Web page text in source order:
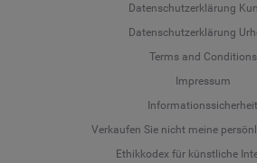
Datenschutzerklärung
Datenschutzerklärung
Terms and Conditions
Impressum
Informationssicherheit
Verkaufen Sie nicht meine
Ethikkodex für künstliche